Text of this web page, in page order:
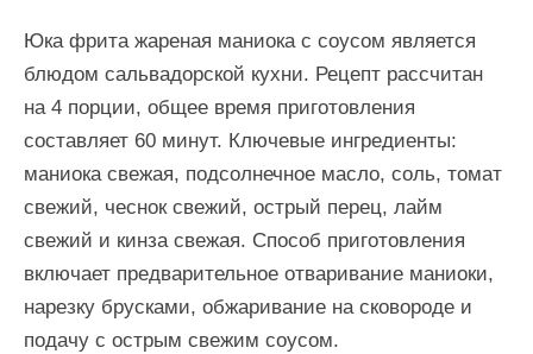
Юка фрита жареная маниока с соусом является
блюдом сальвадорской кухни. Рецепт рассчитан
на 4 порции, общее время приготовления
составляет 60 минут. Ключевые ингредиенты:
маниока свежая, подсолнечное масло, соль, томат
свежий, чеснок свежий, острый перец, лайм
свежий и кинза свежая. Способ приготовления
включает предварительное отваривание маниоки,
нарезку брусками, обжаривание на сковороде и
подачу с острым свежим соусом.